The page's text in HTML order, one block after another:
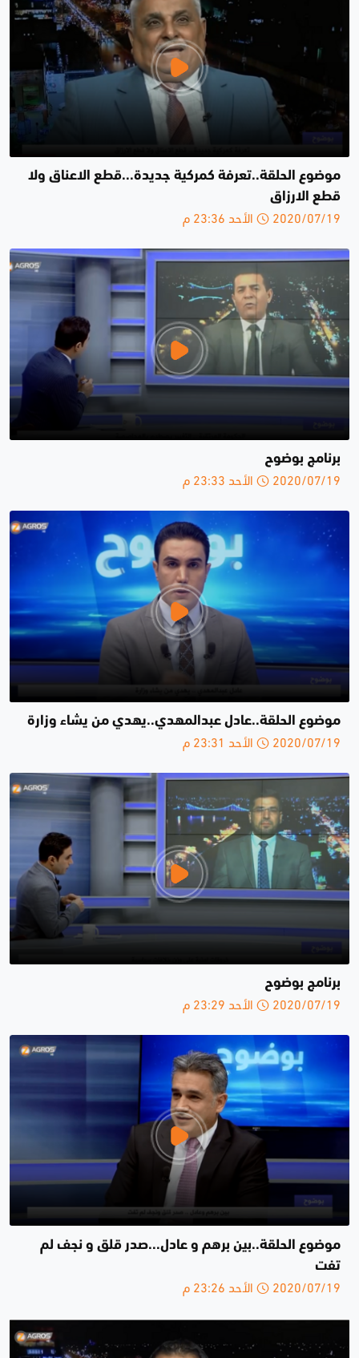
موضوع الحلقة..تعرفة كمركية جديدة...قطع الاعناق ولا
قطع الارزاق
2020/07/19 الأحد 23:36 م
برنامج بوضوح
2020/07/19 الأحد 23:33 م
موضوع الحلقة..عادل عبدالمهدي..يهدي من يشاء وزارة
2020/07/19 الأحد 23:31 م
برنامج بوضوح
2020/07/19 الأحد 23:29 م
موضوع الحلقة..بين برهم و عادل...صدر قلق و نجف لم
تفت
2020/07/19 الأحد 23:26 م